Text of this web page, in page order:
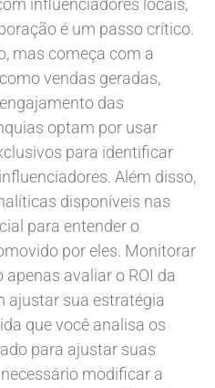
influenciadores locais,
é um passo crítico.
mas começa com a
vendas geradas,
das
optam por usar
para identificar
Além disso,
disponíveis nas
para entender o
por eles. Monitorar
avaliar o ROI da
ajustar sua estratégia
que você analisa os
para ajustar suas
modificar a